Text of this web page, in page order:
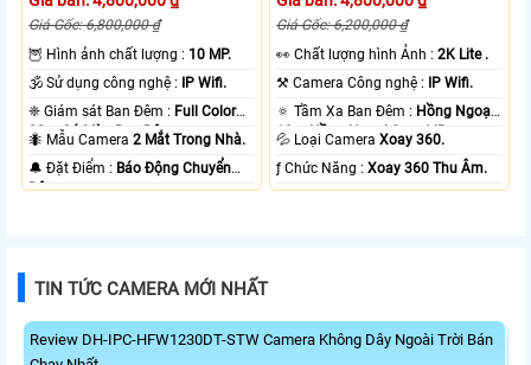
Giá Gốc: 6,800,000 ₫
🦉 Hình ảnh chất lượng : 10 MP.
🕉️ Sử dụng công nghệ :
IP Wifi.
❈ Giám sát Ban Đêm : Full Color
20m Có Màu Ban Ðêm.
🐜 Mẫu Camera2 Mắt Trong Nhà.
️🔔 Đặt Điểm : Báo Động Chuyển
Động.
Giá Gốc: 6,200,000 ₫
️👀 Chất lượng hình Ảnh :2K Lite .
⚒ Camera Công nghệ :
IP Wifi.
🔅 Tầm Xa Ban Đêm : Hồng Ngoại
10m Hồng Ngoại Smart IR.
💦 Loại CameraXoay 360.
️ƒ Chức Năng :Xoay 360 Thu Âm.
TIN TỨC CAMERA MỚI NHẤT
Review DH-IPC-HFW1230DT-STW Camera Không Dây Ngoài Trời Bán